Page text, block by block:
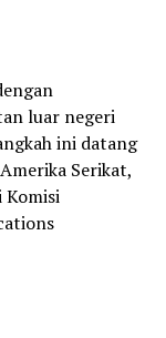
luar negeri
ini datang
Serikat,
Komisi